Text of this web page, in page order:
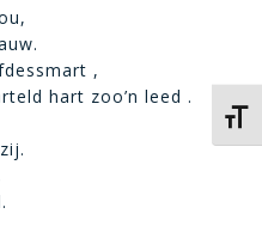
,
hart zoo’n leed .